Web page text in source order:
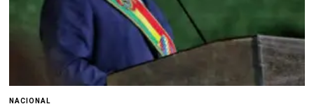
NACIONAL